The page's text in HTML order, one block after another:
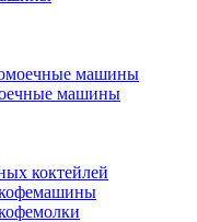
машины
машины
коктейлей